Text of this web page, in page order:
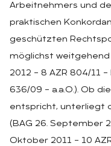
Arbeitnehmers und
praktischen
geschützten
möglichst weitgehend
2012 – 8 AZR 804/11 –
636/09 – a.a.O.). Ob
entspricht, unterliegt
(BAG 26. September
Oktober 2011 – 10